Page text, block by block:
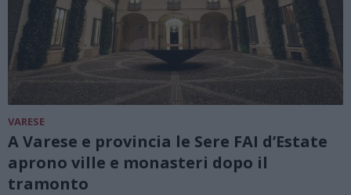
VARESE
A Varese e provincia le Sere FAI d’Estate
aprono ville e monasteri dopo il
tramonto